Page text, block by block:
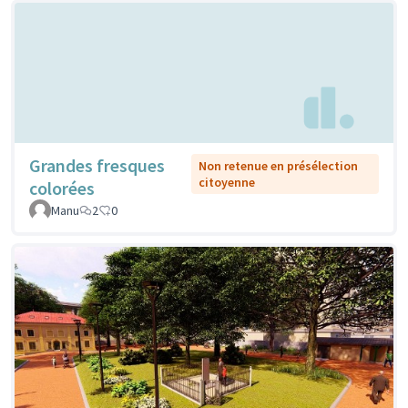
Grandes fresques
colorées
Non retenue en présélection
citoyenne
Manu
2 0